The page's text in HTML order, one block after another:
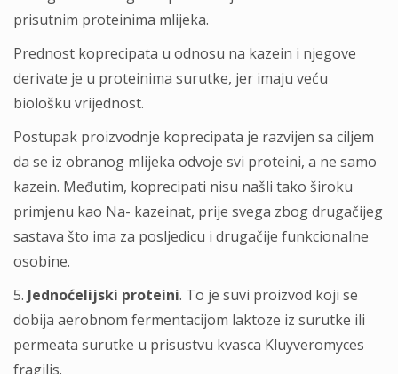
prisutnim proteinima mlijeka.
Prednost koprecipata u odnosu na kazein i njegove
derivate je u proteinima surutke, jer imaju veću
biološku vrijednost.
Postupak proizvodnje koprecipata je razvijen sa ciljem
da se iz obranog mlijeka odvoje svi proteini, a ne samo
kazein. Međutim, koprecipati nisu našli tako široku
primjenu kao Na- kazeinat, prije svega zbog drugačijeg
sastava što ima za posljedicu i drugačije funkcionalne
osobine.
5. Jednoćelijski proteini. To je suvi proizvod koji se
dobija aerobnom fermentacijom laktoze iz surutke ili
permeata surutke u prisustvu kvasca Kluyveromyces
fragilis.